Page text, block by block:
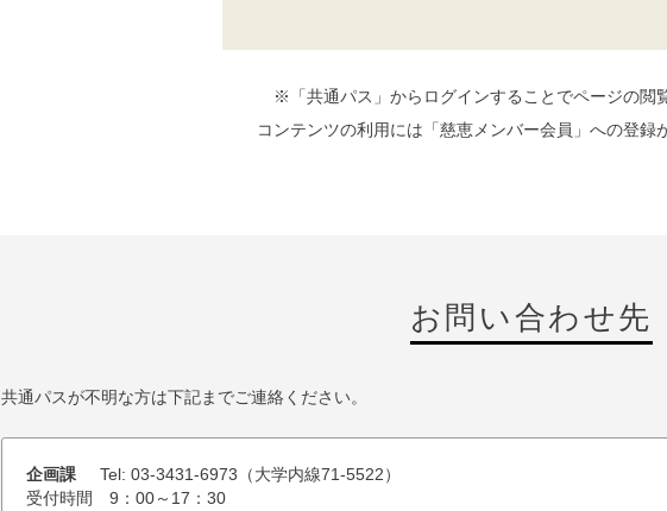
※「共通パス」からログインすることでページの閲
コンテンツの利用には「慈恵メンバー会員」への登録
お問い合わせ先
共通パスが不明な方は下記までご連絡ください。
企画課
Tel: 03-3431-6973（大学内線71-5522）
受付時間 9：00～17：30